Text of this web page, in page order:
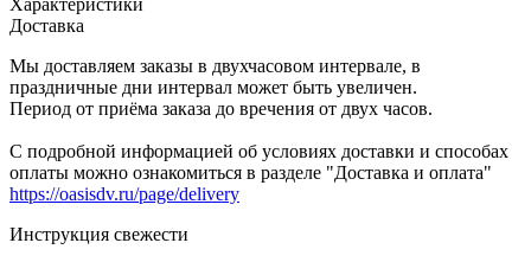
Доставка
Мы доставляем заказы в двухчасовом интервале, в
праздничные дни интервал может быть увеличен.
Период от приёма заказа до вречения от двух часов.
С подробной информацией об условиях доставки и способах
оплаты можно ознакомиться в разделе "Доставка и оплата"
https://oasisdv.ru/page/delivery
Инструкция свежести